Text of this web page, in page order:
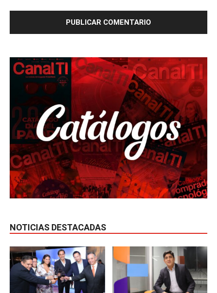
NOTICIAS DESTACADAS